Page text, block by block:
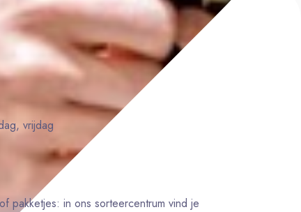
vrijdag
pakketjes: in ons sorteercentrum vind je